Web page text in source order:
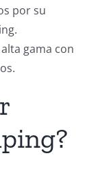
por su
gama con